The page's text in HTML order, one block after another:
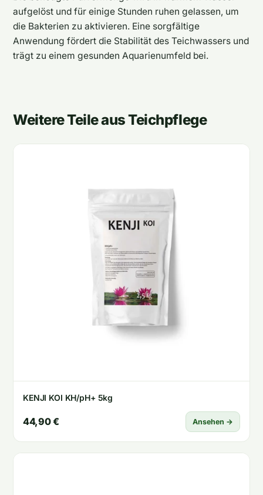
aufgelöst und für einige Stunden ruhen gelassen, um
die Bakterien zu aktivieren. Eine sorgfältige
Anwendung fördert die Stabilität des Teichwassers und
trägt zu einem gesunden Aquarienumfeld bei.
Weitere Teile aus Teichpflege
KENJI KOI KH/pH+ 5kg
44,90 € Ansehen →